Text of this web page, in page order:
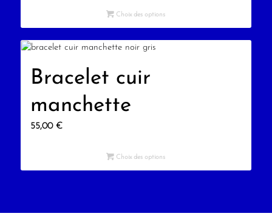
Choix des options
Bracelet cuir
manchette
55,00 €
Choix des options